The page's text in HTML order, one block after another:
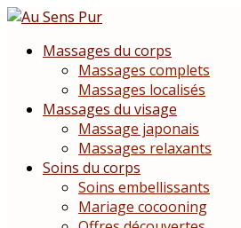
Massages du corps
Massages complets
Massages localisés
Massages du visage
Massage japonais
Massages relaxants
Soins du corps
Soins embellissants
Mariage cocooning